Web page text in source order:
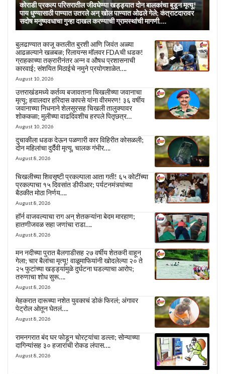
कोराडी प्रकल्प परिसरातील जीवघेण्या खड्ड्यात दोन बालकांचा बुडून मृत्यू!
पाय धुण्यासाठी पाण्यात उतरले अन् खोल पाण्यात ओढले गेले; कंत्राटदारावर
सदोष मनुष्यवधाचा गुन्हा दाखल करण्याची ग्रामस्थांची मागणी….
बुलढाण्यात काजू कतलीत बुरशी आणि जिवंत अळ्या
आढळल्याने खळबळ; रिलायन्स मॉलवर FDAची धडक!
ग्राहकाच्या तक्रारीनंतर अन्न व औषध प्रशासनाची
कारवाई; संशयित मिठाईचे नमुने प्रयोगशाळेत….
August 10, 2026
उत्तराखंडमध्ये कर्तव्य बजावताना चिखलीच्या जवानाचा
मृत्यू; हवालदार हरिदास कापसे यांना वीरमरण! ३६ वर्षीय
जवानाच्या निधनाने शेलसूरसह चिखली तालुक्यावर
शोककळा; मुलीच्या वाढदिवशीच हरपले पितृछत्र…
August 10, 2026
दुचाकीला धडक देऊन पळणारी कार विहिरीत कोसळली;
दोन महिलांचा दुर्दैवी मृत्यू, चालक गंभीर….
August 8, 2026
चिखलीच्या शिवसृष्टी प्रकल्पाला आता गती! ६५ कोटींच्या
प्रकल्पाचा १५ दिवसांत डीपीआर; पर्यटनमंत्र्यांच्या
बैठकीत मोठा निर्णय….
August 8, 2026
हॉर्न वाजवल्याचा राग अन् शेतकऱ्यांना बेदम मारहाण;
हातणीजवळ सहा जणांचा राडा….
August 8, 2026
मन नदीच्या पुरात बैलगाडीसह २७ वर्षीय शेतकरी वाहून
गेला; चार बैलांचा मृत्यू! वाळूमाफियांनी खोदलेल्या २० ते
२५ फुटांच्या खड्ड्यांमुळे दुर्घटना घडल्याचा आरोप;
तरुणाचा शोध सुरू….
August 8, 2026
मेहकरात दारूच्या नशेत युवकाचं डोकं फिरलं; अंगावर
पेट्रोल ओतून घेतलं….
August 8, 2026
रामनगरात बंद घर फोडून चोरट्यांचा डल्ला; सोन्याच्या
दागिन्यांसह ३० हजारांची रोकड लंपास….
August 8, 2026